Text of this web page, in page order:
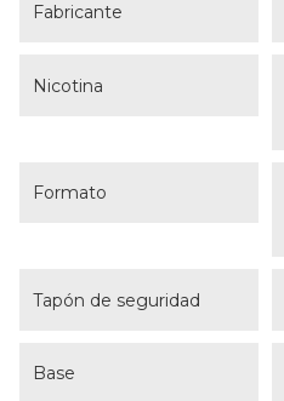
Fabricante
Nicotina
Formato
Tapón de seguridad
Base